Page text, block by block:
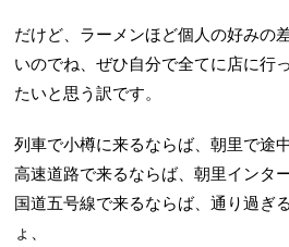
だけど、ラーメンほど個人の好みの
いのでね、ぜひ自分で全てに店に行
たいと思う訳です。
列車で小樽に来るならば、朝里で途中
高速道路で来るならば、朝里インタ
国道五号線で来るならば、通り過ぎ
ょ、